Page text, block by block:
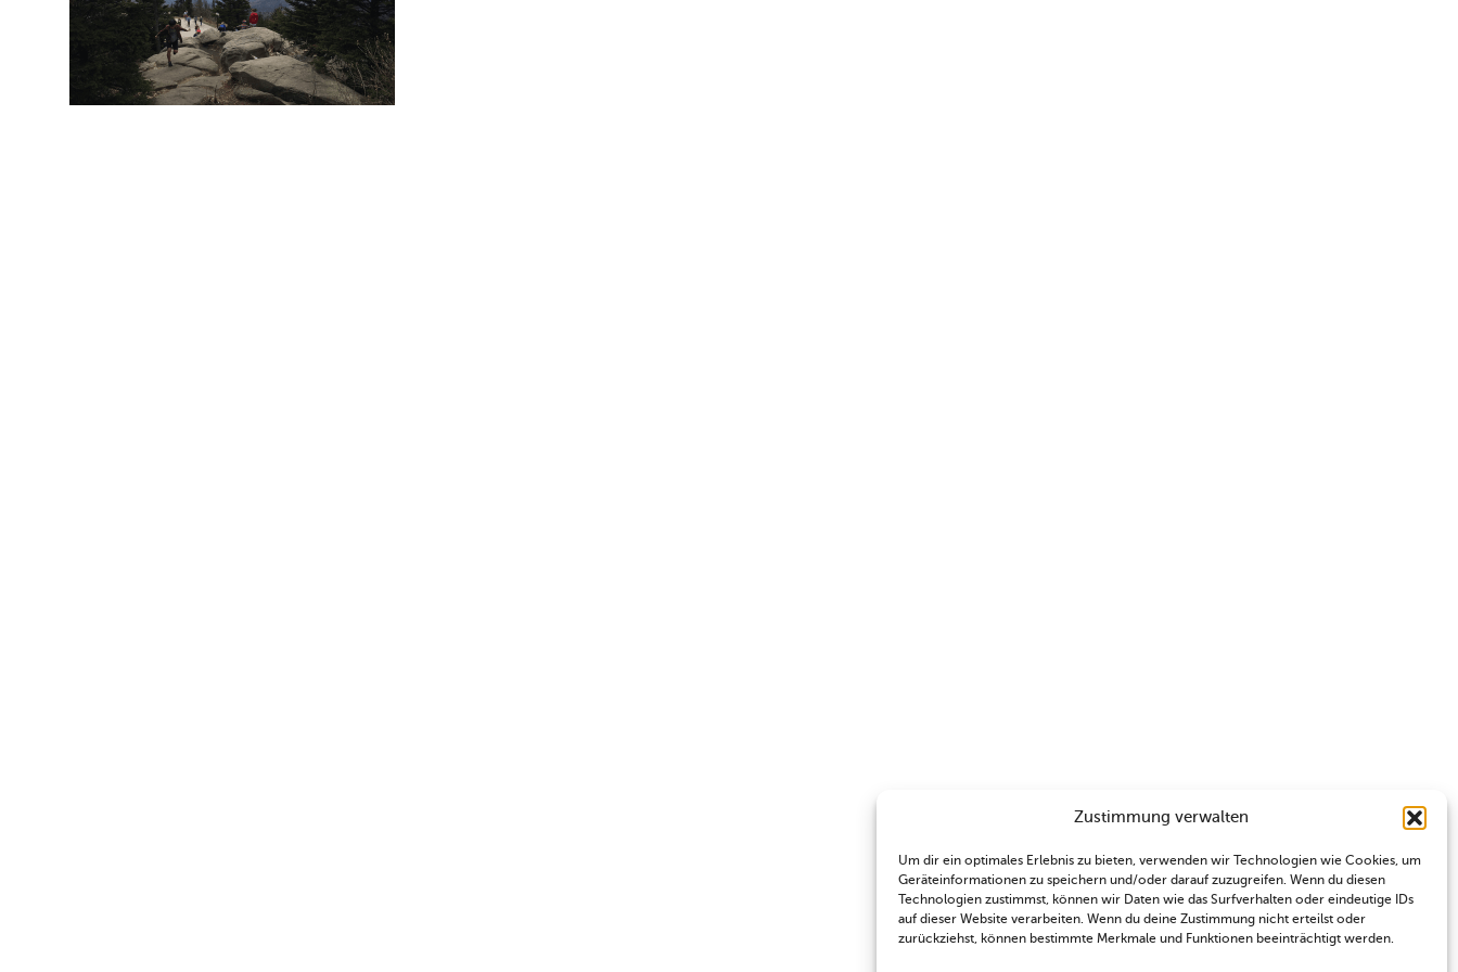
Zustimmung verwalten
Um dir ein optimales Erlebnis zu bieten, verwenden wir Technologien wie Cookies, um
Geräteinformationen zu speichern und/oder darauf zuzugreifen. Wenn du diesen
Technologien zustimmst, können wir Daten wie das Surfverhalten oder eindeutige IDs
auf dieser Website verarbeiten. Wenn du deine Zustimmung nicht erteilst oder
zurückziehst, können bestimmte Merkmale und Funktionen beeinträchtigt werden.